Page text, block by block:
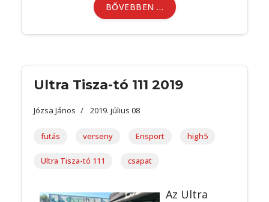
BŐVEBBEN …
Ultra Tisza-tó 111 2019
Józsa János 2019. július 08
futás verseny Ensport high5
Ultra Tisza-tó 111 csapat
Az Ultra